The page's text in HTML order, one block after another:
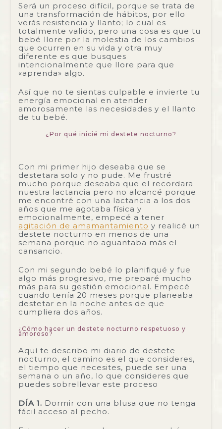
Será un proceso difícil, porque se trata de
una transformación de hábitos, por ello
verás resistencia y llanto; lo cual es
totalmente valido, pero una cosa es que tu
bebé llore por la molestia de los cambios
que ocurren en su vida y otra muy
diferente es que busques
intencionalmente que llore para que
«aprenda» algo.
Así que no te sientas culpable e invierte tu
energía emocional en atender
amorosamente las necesidades y el llanto
de tu bebé.
¿Por qué inicié mi destete nocturno?
Con mi primer hijo deseaba que se
destetara solo y no pude. Me frustré
mucho porque deseaba que el recordara
nuestra lactancia pero no alcancé porque
me encontré con una lactancia a los dos
años que me agotaba física y
emocionalmente, empecé a tener
agitación de amamantamiento y realicé un
destete nocturno en menos de una
semana porque no aguantaba más el
cansancio.
Con mi segundo bebé lo planifiqué y fue
algo más progresivo, me preparé mucho
más para su gestión emocional. Empecé
cuando tenía 20 meses porque planeaba
destetar en la noche antes de que
cumpliera dos años.
¿Cómo hacer un destete nocturno respetuoso y
amoroso?
Aquí te describo mi diario de destete
nocturno, el camino es el que consideres,
el tiempo que necesites, puede ser una
semana o un año, lo que consideres que
puedes sobrellevar este proceso
DÍA 1. Dormir con una blusa que no tenga
fácil acceso al pecho.